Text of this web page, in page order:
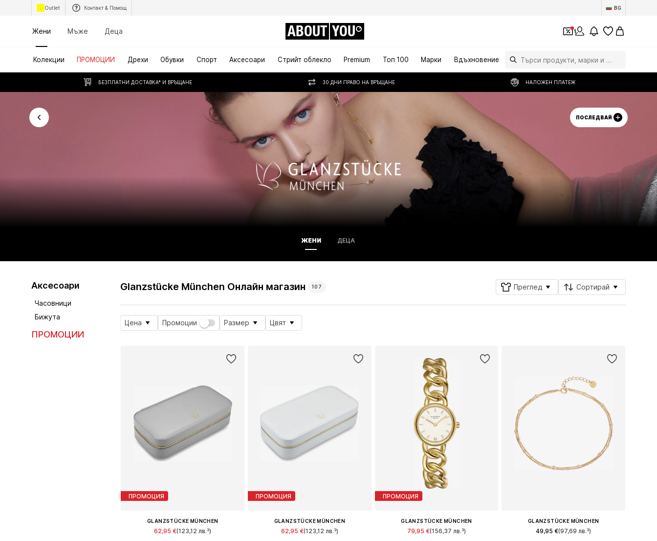
Outlet Контакт & Помощ BG
Жени Мъже Деца ABOUT YOU 1
Колекции ПРОМОЦИИ Дрехи Обувки Спорт Аксесоари Стрийт облекло Premium Топ 100 Марки Вдъхновение
БЕЗПЛАТНИ ДОСТАВКА* И ВРЪЩАНЕ 30 ДНИ ПРАВО НА ВРЪЩАНЕ НАЛОЖЕН ПЛАТЕЖ
ПОСЛЕДВАЙ
ЖЕНИ ДЕЦА
Аксесоари
Часовници
Бижута
ПРОМОЦИИ
Glanzstücke München Онлайн магазин 107 Преглед Сортирай
Цена Промоции Размер Цвят
ПРОМОЦИЯ
GLANZSTÜCKE MÜNCHEN
62,95 €(123,12 лв.³)
ПРОМОЦИЯ
GLANZSTÜCKE MÜNCHEN
62,95 €(123,12 лв.³)
ПРОМОЦИЯ
GLANZSTÜCKE MÜNCHEN
79,95 €(156,37 лв.³)
GLANZSTÜCKE MÜNCHEN
49,95 €(97,69 лв.³)